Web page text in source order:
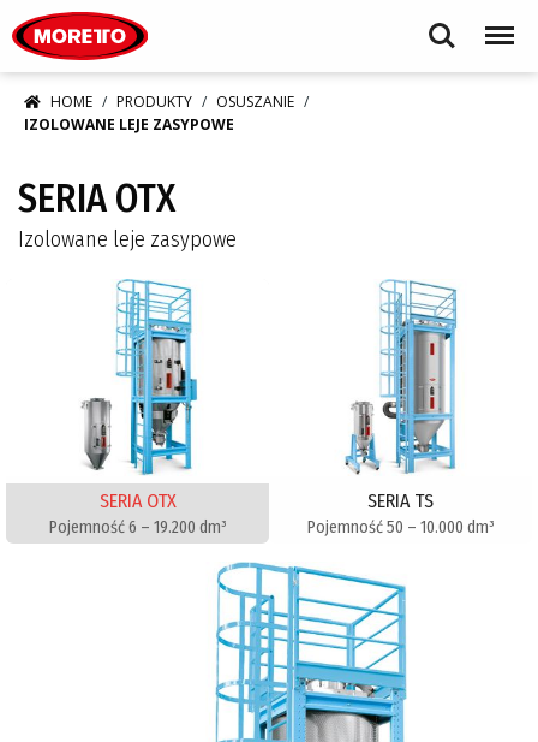
Search Menu
HOME PRODUKTY
OSUSZANIE
IZOLOWANE LEJE ZASYPOWE
SERIA OTX
Izolowane leje zasypowe
SERIA OTX
Pojemność 6 – 19.200 dm³
SERIA TS
Pojemność 50 – 10.000 dm³